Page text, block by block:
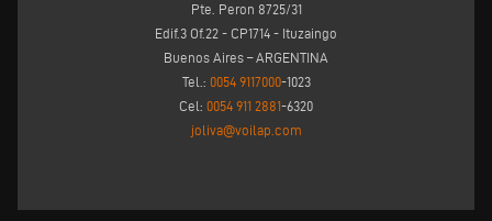
Pte. Peron 8725/31
Edif.3 Of.22 - CP1714 - Ituzaingo
Buenos Aires – ARGENTINA
Tel.: 0054 9117000-1023
Cel: 0054 911 2881-6320
joliva@voilap.com